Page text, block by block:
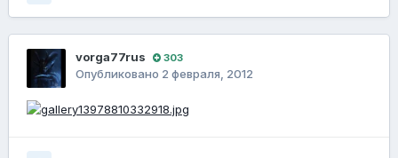
vorga77rus 303
Опубликовано 2 февраля, 2012